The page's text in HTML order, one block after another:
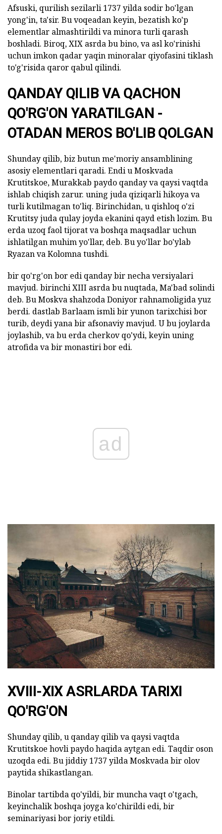
Afsuski, qurilish sezilarli 1737 yilda sodir bo'lgan
yong'in, ta'sir. Bu voqeadan keyin, bezatish ko'p
elementlar almashtirildi va minora turli qarash
boshladi. Biroq, XIX asrda bu bino, va asl ko'rinishi
uchun imkon qadar yaqin minoralar qiyofasini tiklash
to'g'risida qaror qabul qilindi.
QANDAY QILIB VA QACHON
QO'RG'ON YARATILGAN -
OTADAN MEROS BO'LIB QOLGAN
Shunday qilib, biz butun me'moriy ansamblining
asosiy elementlari qaradi. Endi u Moskvada
Krutitskoe, Murakkab paydo qanday va qaysi vaqtda
ishlab chiqish zarur. uning juda qiziqarli hikoya va
turli kutilmagan to'liq. Birinchidan, u qishloq o'zi
Krutitsy juda qulay joyda ekanini qayd etish lozim. Bu
erda uzoq faol tijorat va boshqa maqsadlar uchun
ishlatilgan muhim yo'llar, deb. Bu yo'llar bo'ylab
Ryazan va Kolomna tushdi.
bir qo'rg'on bor edi qanday bir necha versiyalari
mavjud. birinchi XIII asrda bu nuqtada, Ma'bad solindi
deb. Bu Moskva shahzoda Doniyor rahnamoligida yuz
berdi. dastlab Barlaam ismli bir yunon tarixchisi bor
turib, deydi yana bir afsonaviy mavjud. U bu joylarda
joylashib, va bu erda cherkov qo'ydi, keyin uning
atrofida va bir monastiri bor edi.
ad
XVIII-XIX ASRLARDA TARIXI
QO'RG'ON
Shunday qilib, u qanday qilib va qaysi vaqtda
Krutitskoe hovli paydo haqida aytgan edi. Taqdir oson
uzoqda edi. Bu jiddiy 1737 yilda Moskvada bir olov
paytida shikastlangan.
Binolar tartibda qo'yildi, bir muncha vaqt o'tgach,
keyinchalik boshqa joyga ko'chirildi edi, bir
seminariyasi bor joriy etildi.